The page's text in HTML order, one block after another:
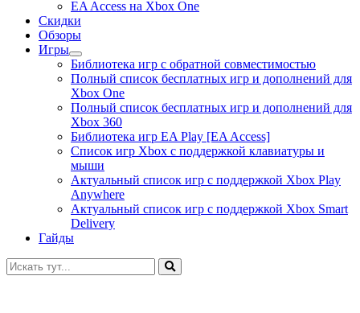
EA Access на Xbox One
Скидки
Обзоры
Игры
раскрыть
дочернее
меню
Библиотека игр с обратной совместимостью
Полный список бесплатных игр и дополнений для
Xbox One
Полный список бесплатных игр и дополнений для
Xbox 360
Библиотека игр EA Play [EA Access]
Список игр Xbox c поддержкой клавиатуры и
мыши
Актуальный список игр с поддержкой Xbox Play
Anywhere
Актуальный список игр с поддержкой Xbox Smart
Delivery
Гайды
Искать: